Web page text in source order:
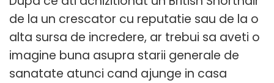
de la un crescator cu reputatie sau de la o
alta sursa de incredere, ar trebui sa aveti o
imagine buna asupra starii generale de
sanatate atunci cand ajunge in casa